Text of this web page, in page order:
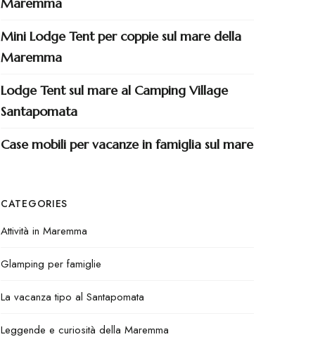
Mini Lodge Tent per coppie sul mare della
Maremma
Lodge Tent sul mare al Camping Village
Santapomata
Case mobili per vacanze in famiglia sul mare
CATEGORIES
Attività in Maremma
Glamping per famiglie
La vacanza tipo al Santapomata
Leggende e curiosità della Maremma